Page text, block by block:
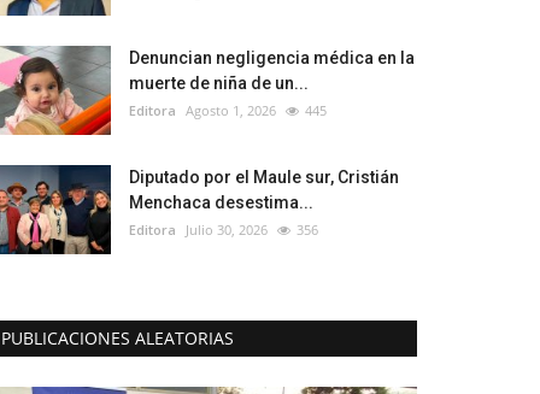
Denuncian negligencia médica en la
muerte de niña de un...
Editora Agosto 1, 2026 445
Diputado por el Maule sur, Cristián
Menchaca desestima...
Editora Julio 30, 2026 356
PUBLICACIONES ALEATORIAS